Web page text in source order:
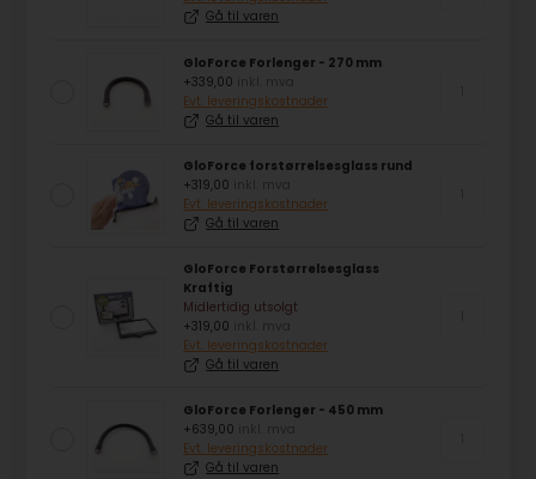
Gå til varen
GloForce Forlenger - 270 mm
+339,00
Evt. leveringskostnader
Gå til varen
GloForce forstørrelsesglass rund
+319,00
Evt. leveringskostnader
Gå til varen
GloForce Forstørrelsesglass
Kraftig
Midlertidig utsolgt
+319,00
Evt. leveringskostnader
Gå til varen
GloForce Forlenger - 450 mm
+639,00
Evt. leveringskostnader
Gå til varen